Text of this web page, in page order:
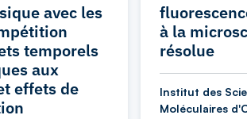
avec les
temporels
aux
effets de
à la
résolue
Institut des
Moléculaires